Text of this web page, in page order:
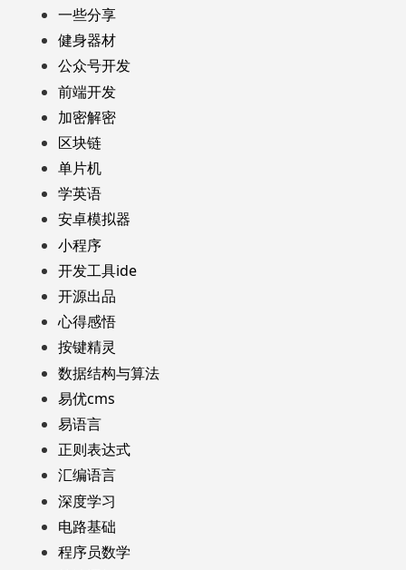
一些分享
健身器材
公众号开发
前端开发
加密解密
区块链
单片机
学英语
安卓模拟器
小程序
开发工具ide
开源出品
心得感悟
按键精灵
数据结构与算法
易优cms
易语言
正则表达式
汇编语言
深度学习
电路基础
程序员数学